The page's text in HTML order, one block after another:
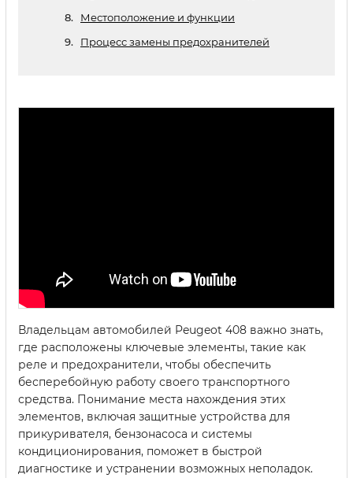
Местоположение и функции
Процесс замены предохранителей
Владельцам автомобилей Peugeot 408 важно знать,
где расположены ключевые элементы, такие как
реле и предохранители, чтобы обеспечить
бесперебойную работу своего транспортного
средства. Понимание места нахождения этих
элементов, включая защитные устройства для
прикуривателя, бензонасоса и системы
кондиционирования, поможет в быстрой
диагностике и устранении возможных неполадок.